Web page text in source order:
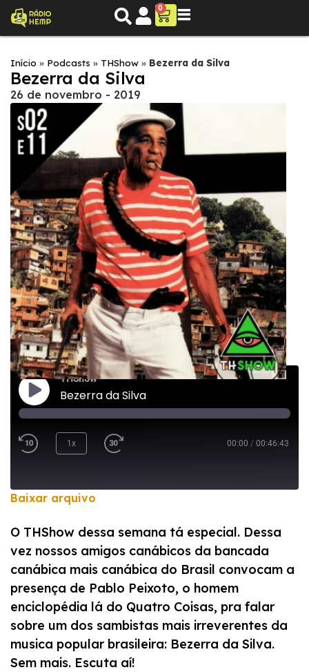
0
Início » Podcasts » THShow » Bezerra da Silva
Bezerra da Silva
26 de novembro - 2019
THShow
Bezerra da Silva
1x 00:00 / 00:46:43
FEED RSS
LINK
INCORPORAR
Baixar arquivo
O THShow dessa semana tá especial. Dessa
vez nossos amigos canábicos da bancada
canábica mais canábica do Brasil convocam a
presença de Pablo Peixoto, o homem
enciclopédia lá do Quatro Coisas, pra falar
sobre um dos sambistas mais irreverentes da
musica popular brasileira: Bezerra da Silva.
Sem mais. Escuta aí!